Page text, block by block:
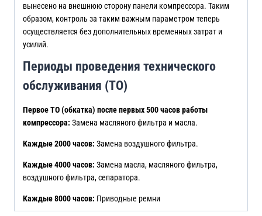
вынесено на внешнюю сторону панели компрессора. Таким
образом, контроль за таким важным параметром теперь
осуществляется без дополнительных временных затрат и
усилий.
Периоды проведения технического
обслуживания (ТО)
Первое ТО (обкатка) после первых 500 часов работы
компрессора: Замена масляного фильтра и масла.
Каждые 2000 часов: Замена воздушного фильтра.
Каждые 4000 часов: Замена масла, масляного фильтра,
воздушного фильтра, сепаратора.
Каждые 8000 часов: Приводные ремни